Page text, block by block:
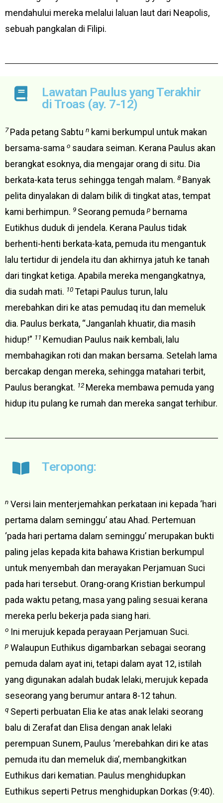
mendahului mereka melalui laluan laut dari Neapolis,
sebuah pangkalan di Filipi.
Lawatan Paulus yang Terakhir
di Troas (ay. 7-12)
7Pada petang Sabtu n kami berkumpul untuk makan
bersama-sama o saudara seiman. Kerana Paulus akan
berangkat esoknya, dia mengajar orang di situ. Dia
berkata-kata terus sehingga tengah malam. 8 Banyak
pelita dinyalakan di dalam bilik di tingkat atas, tempat
kami berhimpun. 9 Seorang pemudap bernama
Eutikhus duduk di jendela. Kerana Paulus tidak
berhenti-henti berkata-kata, pemuda itu mengantuk
lalu tertidur di jendela itu dan akhirnya jatuh ke tanah
dari tingkat ketiga. Apabila mereka mengangkatnya,
dia sudah mati. 10Tetapi Paulus turun, lalu
merebahkan diri ke atas pemudaq itu dan memeluk
dia. Paulus berkata, “Janganlah khuatir, dia masih
hidup!” 11 Kemudian Paulus naik kembali, lalu
membahagikan roti dan makan bersama. Setelah lama
bercakap dengan mereka, sehingga matahari terbit,
Paulus berangkat. 12 Mereka membawa pemuda yang
hidup itu pulang ke rumah dan mereka sangat terhibur.
Teropong:
n Versi lain menterjemahkan perkataan ini kepada ‘hari
pertama dalam seminggu’ atau Ahad. Pertemuan
‘pada hari pertama dalam seminggu’ merupakan bukti
paling jelas kepada kita bahawa Kristian berkumpul
untuk menyembah dan merayakan Perjamuan Suci
pada hari tersebut. Orang-orang Kristian berkumpul
pada waktu petang, masa yang paling sesuai kerana
mereka perlu bekerja pada siang hari.
o Ini merujuk kepada perayaan Perjamuan Suci.
p Walaupun Euthikus digambarkan sebagai seorang
pemuda dalam ayat ini, tetapi dalam ayat 12, istilah
yang digunakan adalah budak lelaki, merujuk kepada
seseorang yang berumur antara 8-12 tahun.
q Seperti perbuatan Elia ke atas anak lelaki seorang
balu di Zerafat dan Elisa dengan anak lelaki
perempuan Sunem, Paulus ‘merebahkan diri ke atas
pemuda itu dan memeluk dia’, membangkitkan
Euthikus dari kematian. Paulus menghidupkan
Euthikus seperti Petrus menghidupkan Dorkas (9:40).